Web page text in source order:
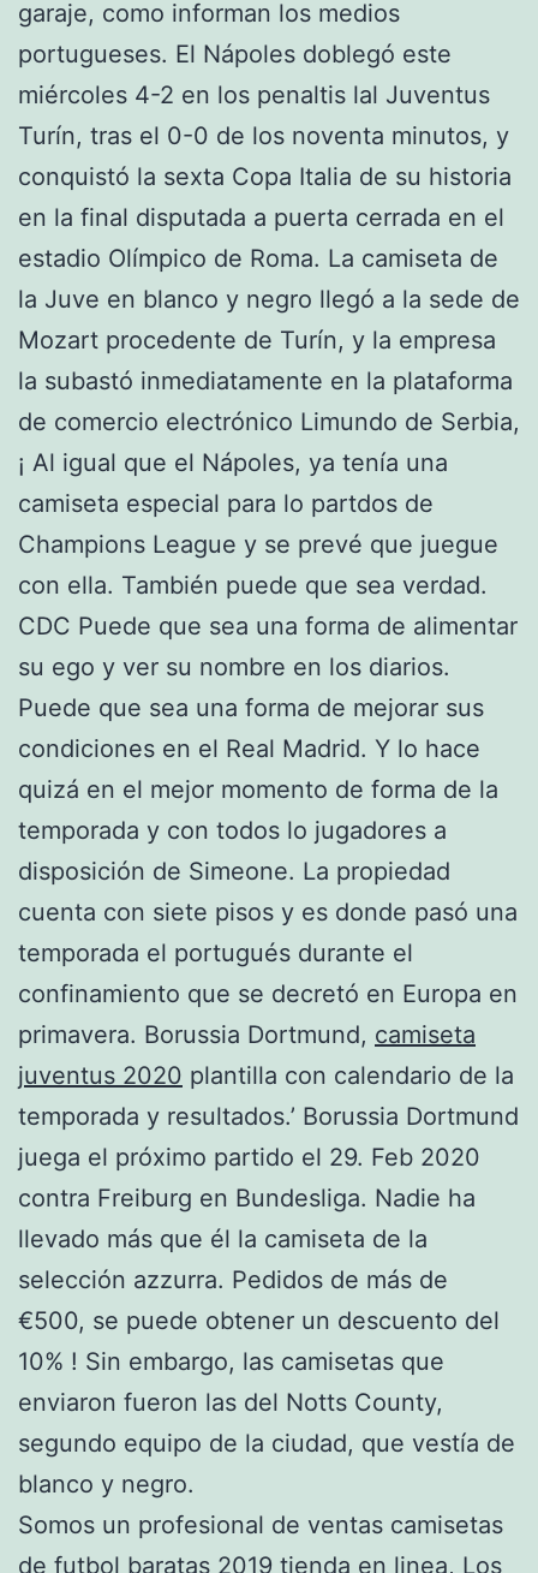
garaje, como informan los medios
portugueses. El Nápoles doblegó este
miércoles 4-2 en los penaltis lal Juventus
Turín, tras el 0-0 de los noventa minutos, y
conquistó la sexta Copa Italia de su historia
en la final disputada a puerta cerrada en el
estadio Olímpico de Roma. La camiseta de
la Juve en blanco y negro llegó a la sede de
Mozart procedente de Turín, y la empresa
la subastó inmediatamente en la plataforma
de comercio electrónico Limundo de Serbia,
¡ Al igual que el Nápoles, ya tenía una
camiseta especial para lo partdos de
Champions League y se prevé que juegue
con ella. También puede que sea verdad.
CDC Puede que sea una forma de alimentar
su ego y ver su nombre en los diarios.
Puede que sea una forma de mejorar sus
condiciones en el Real Madrid. Y lo hace
quizá en el mejor momento de forma de la
temporada y con todos lo jugadores a
disposición de Simeone. La propiedad
cuenta con siete pisos y es donde pasó una
temporada el portugués durante el
confinamiento que se decretó en Europa en
primavera. Borussia Dortmund, camiseta
juventus 2020 plantilla con calendario de la
temporada y resultados.’ Borussia Dortmund
juega el próximo partido el 29. Feb 2020
contra Freiburg en Bundesliga. Nadie ha
llevado más que él la camiseta de la
selección azzurra. Pedidos de más de
€500, se puede obtener un descuento del
10% ! Sin embargo, las camisetas que
enviaron fueron las del Notts County,
segundo equipo de la ciudad, que vestía de
blanco y negro.
Somos un profesional de ventas camisetas
de futbol baratas 2019 tienda en linea, Los